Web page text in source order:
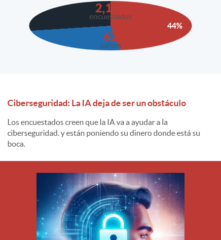
44%
2,141
encuestados
62
países
Ciberseguridad: La IA deja de ser un obstáculo
Los encuestados creen que la IA va a ayudar a la
ciberseguridad. y están poniendo su dinero donde está su
boca.